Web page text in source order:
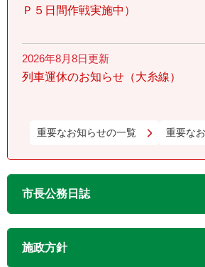
Ｐ５日間作戦実施中）
2026年8月8日更新
列車運休のお知らせ（大糸線）
重要なお知らせの一覧 重要な
市長公務日誌
施政方針